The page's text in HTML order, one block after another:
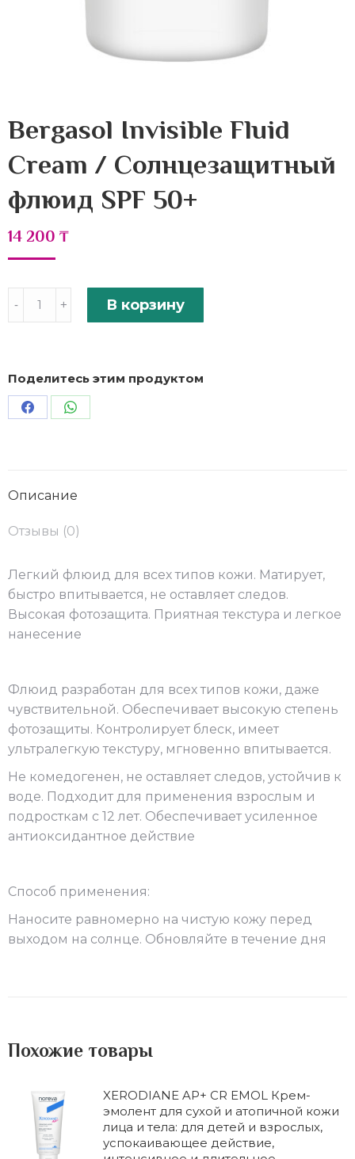
Bergasol Invisible Fluid
Cream / Солнцезащитный
флюид SPF 50+
14 200 ₸
Количество
Cream
/
Солнцезащитный
В корзину
Поделитесь этим продуктом
ПоделитьсяПоделиться
Описание
Отзывы (0)
Легкий флюид для всех типов кожи. Матирует,
быстро впитывается, не оставляет следов.
Высокая фотозащита. Приятная текстура и легкое
нанесение
Флюид разработан для всех типов кожи, даже
чувствительной. Обеспечивает высокую степень
фотозащиты. Контролирует блеск, имеет
ультралегкую текстуру, мгновенно впитывается.
Не комедогенен, не оставляет следов, устойчив к
воде. Подходит для применения взрослым и
подросткам с 12 лет. Обеспечивает усиленное
антиоксидантное действие
Способ применения:
Наносите равномерно на чистую кожу перед
выходом на солнце. Обновляйте в течение дня
Похожие товары
XERODIANE AP+ CR EMOL Крем-
эмолент для сухой и атопичной кожи
лица и тела: для детей и взрослых,
успокаивающее действие,